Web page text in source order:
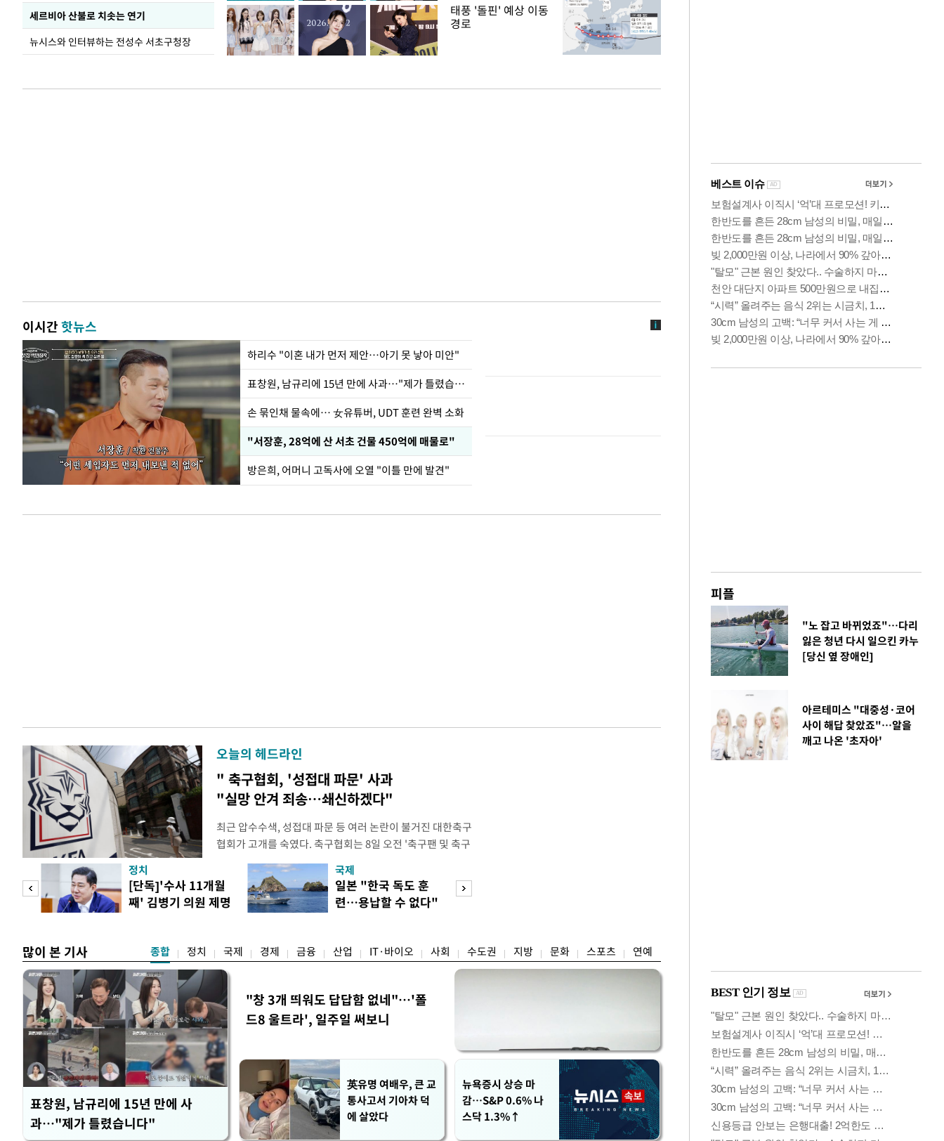
세르비아 산불로 치솟는 연기
뉴시스와 인터뷰하는 전성수 서초구청장
태풍 '돌핀' 예상 이동
경로
이시간핫뉴스
하리수 "이혼 내가 먼저 제안…아기 못 낳아 미안"
표창원, 남규리에 15년 만에 사과…"제가 틀렸습니다"
손 묶인채 물속에… 女유튜버, UDT 훈련 완벽 소화
"서장훈, 28억에 산 서초 건물 450억에 매물로"
방은희, 어머니 고독사에 오열 "이틀 만에 발견"
오늘의 헤드라인
" 축구협회, '성접대 파문' 사과
"실망 안겨 죄송…쇄신하겠다"
최근 압수수색, 성접대 파문 등 여러 논란이 불거진 대한축구
협회가 고개를 숙였다. 축구협회는 8일 오전 '축구팬 및 축구
관계자 여러분께 드리는 글'이라는 제목의 입장문을 발표했
다. 축구협회는 최근 2026 국제축구연맹(FIFA) 북중미 월드
컵 조별리그 탈락과 관련해 국회 문화체육관광위원회 청문
회에서 질타를 받은 데 이어, 홍명보 전 감독 선
정치
[단독]'수사 11개월
째' 김병기 의원 제명
국제
일본 "한국 독도 훈
련…용납할 수 없다"
많이 본 기사 종합 정치 국제 경제 금융 산업 IT·바이오 사회 수도권 지방 문화 스포츠 연예
표창원, 남규리에 15년 만에 사
과…"제가 틀렸습니다"
"창 3개 띄워도 답답함 없네"…'폴
드8 울트라', 일주일 써보니
英유명 여배우, 큰 교
통사고서 기아차 덕
에 살았다
뉴욕증시 상승 마
감…S&P 0.6% 나
스닥 1.3%↑
피플
"노 잡고 바뀌었죠"…다리
잃은 청년 다시 일으킨 카누
[당신 옆 장애인]
아르테미스 "대중성·코어
사이 해답 찾았죠"…알을
깨고 나온 '초자아'